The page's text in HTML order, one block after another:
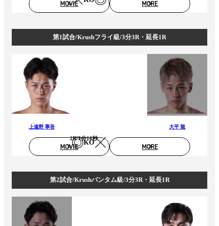
MOVIE MORE
第1試合/Krushフライ級/3分3R・延長1R
上遠野 寧吾
KO
2R 1分16秒
大平 龍
MOVIE MORE
第2試合/Krushバンタム級/3分3R・延長1R